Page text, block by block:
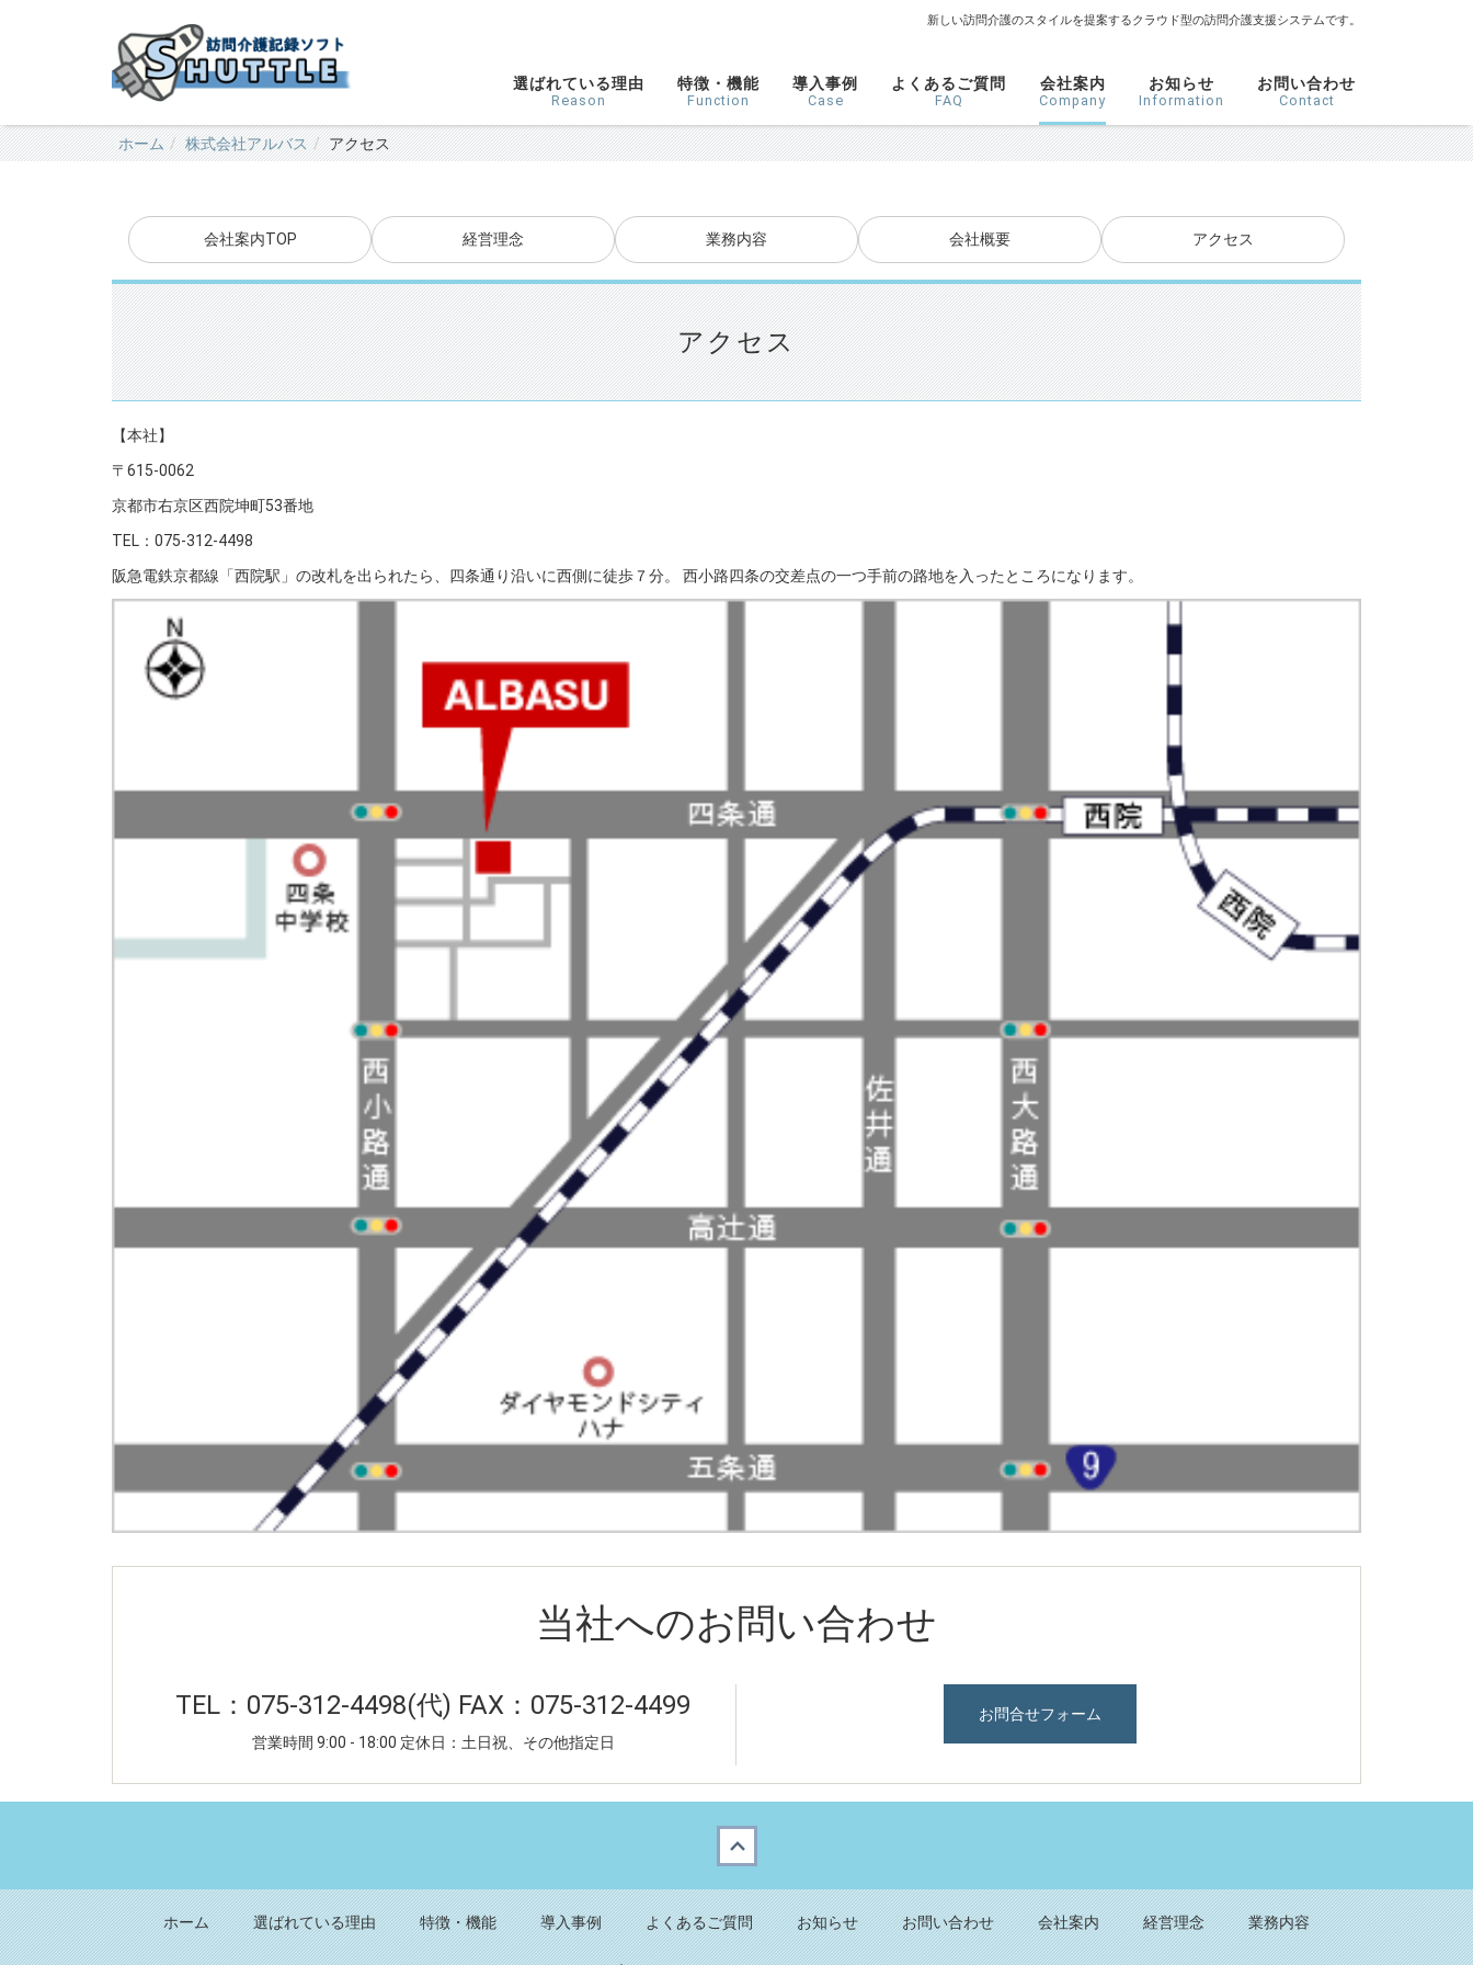
新しい訪問介護のスタイルを提案するクラウド型の訪問介護支援システムです。
選ばれている理由
Reason
特徴・機能
Function
導入事例
Case
よくあるご質問
FAQ
会社案内
Company
お知らせ
Information
お問い合わせ
Contact
ホーム 株式会社アルバス アクセス
会社案内TOP 経営理念 業務内容 会社概要 アクセス
アクセス
【本社】
〒615-0062
京都市右京区西院坤町53番地
TEL：075-312-4498
阪急電鉄京都線「西院駅」の改札を出られたら、四条通り沿いに西側に徒歩７分。 西小路四条の交差点の一つ手前の路地を入ったところになります。
当社へのお問い合わせ
TEL：075-312-4498(代) FAX：075-312-4499
営業時間 9:00 - 18:00 定休日：土日祝、その他指定日
お問合せフォーム
ホーム 選ばれている理由 特徴・機能 導入事例 よくあるご質問 お知らせ お問い合わせ 会社案内 経営理念 業務内容
Back to top